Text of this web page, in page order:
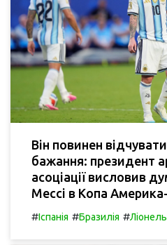
Він повинен
бажання: президент
асоціації висловив
Мессі в Копа
#Іспанія #Бразилія #